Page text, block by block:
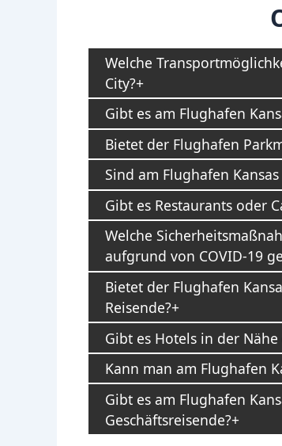
Welche
City?
Gibt es am Flughafen
Bietet der Flughafen
Sind am Flughafen
Gibt es Restaurants oder
Welche
aufgrund von COVID-19
Bietet der Flughafen
Reisende?
Gibt es Hotels in der Nähe
Kann man am Flughafen
Gibt es am Flughafen
Geschäftsreisende?